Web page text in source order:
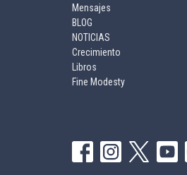
Mensajes
BLOG
NOTICIAS
Crecimiento
Libros
Fine Modesty